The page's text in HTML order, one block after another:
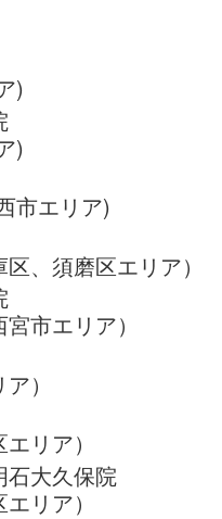
)
)
市エリア)
、須磨区エリア）
市エリア）
）
リア）
大久保院
リア）